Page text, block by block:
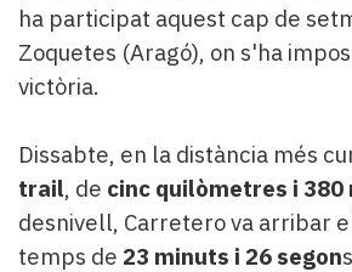
ha participat aquest cap de
Zoquetes (Aragó), on s'ha
victòria.
Dissabte, en la distància més
trail, de cinc quilòmetres i 380
desnivell, Carretero va arribar
temps de 23 minuts i 26 segon